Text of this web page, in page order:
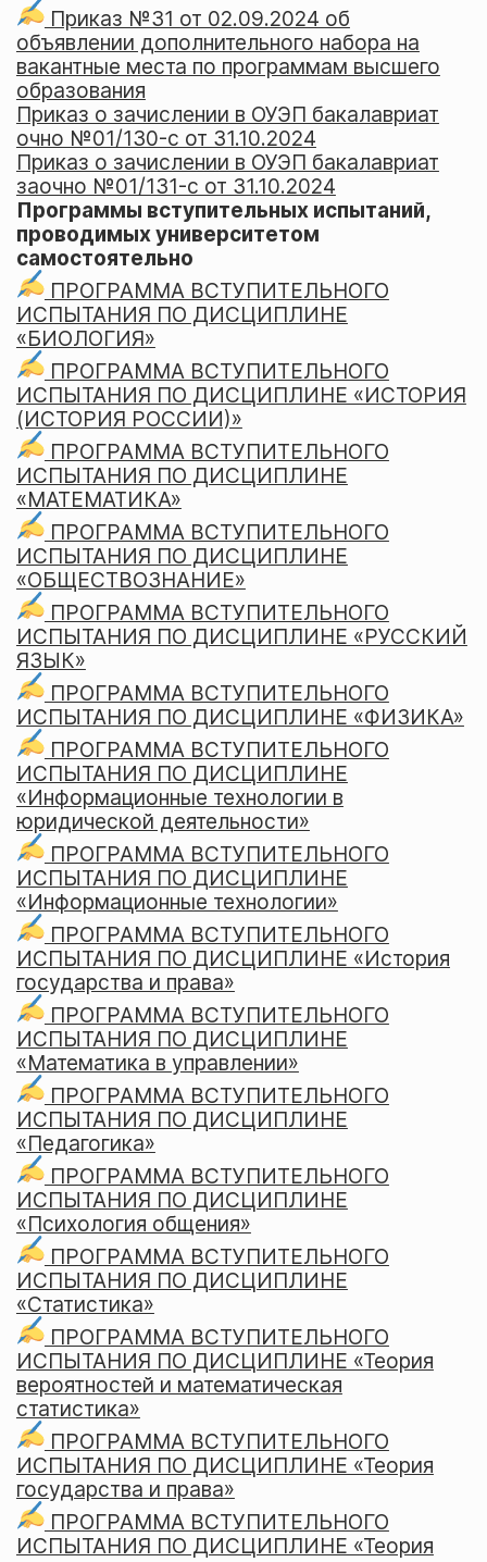
Приказ №31 от 02.09.2024 об
объявлении дополнительного набора на
вакантные места по программам высшего
образования
Приказ о зачислении в ОУЭП бакалавриат
очно №01/130-c от 31.10.2024
Приказ о зачислении в ОУЭП бакалавриат
заочно №01/131-c от 31.10.2024
Программы вступительных испытаний,
проводимых университетом
самостоятельно
ПРОГРАММА ВСТУПИТЕЛЬНОГО
ИСПЫТАНИЯ ПО ДИСЦИПЛИНЕ
«БИОЛОГИЯ»
ПРОГРАММА ВСТУПИТЕЛЬНОГО
ИСПЫТАНИЯ ПО ДИСЦИПЛИНЕ «ИСТОРИЯ
(ИСТОРИЯ РОССИИ)»
ПРОГРАММА ВСТУПИТЕЛЬНОГО
ИСПЫТАНИЯ ПО ДИСЦИПЛИНЕ
«МАТЕМАТИКА»
ПРОГРАММА ВСТУПИТЕЛЬНОГО
ИСПЫТАНИЯ ПО ДИСЦИПЛИНЕ
«ОБЩЕСТВОЗНАНИЕ»
ПРОГРАММА ВСТУПИТЕЛЬНОГО
ИСПЫТАНИЯ ПО ДИСЦИПЛИНЕ «РУССКИЙ
ЯЗЫК»
ПРОГРАММА ВСТУПИТЕЛЬНОГО
ИСПЫТАНИЯ ПО ДИСЦИПЛИНЕ «ФИЗИКА»
ПРОГРАММА ВСТУПИТЕЛЬНОГО
ИСПЫТАНИЯ ПО ДИСЦИПЛИНЕ
«Информационные технологии в
юридической деятельности»
ПРОГРАММА ВСТУПИТЕЛЬНОГО
ИСПЫТАНИЯ ПО ДИСЦИПЛИНЕ
«Информационные технологии»
ПРОГРАММА ВСТУПИТЕЛЬНОГО
ИСПЫТАНИЯ ПО ДИСЦИПЛИНЕ «История
государства и права»
ПРОГРАММА ВСТУПИТЕЛЬНОГО
ИСПЫТАНИЯ ПО ДИСЦИПЛИНЕ
«Математика в управлении»
ПРОГРАММА ВСТУПИТЕЛЬНОГО
ИСПЫТАНИЯ ПО ДИСЦИПЛИНЕ
«Педагогика»
ПРОГРАММА ВСТУПИТЕЛЬНОГО
ИСПЫТАНИЯ ПО ДИСЦИПЛИНЕ
«Психология общения»
ПРОГРАММА ВСТУПИТЕЛЬНОГО
ИСПЫТАНИЯ ПО ДИСЦИПЛИНЕ
«Статистика»
ПРОГРАММА ВСТУПИТЕЛЬНОГО
ИСПЫТАНИЯ ПО ДИСЦИПЛИНЕ «Теория
вероятностей и математическая
статистика»
ПРОГРАММА ВСТУПИТЕЛЬНОГО
ИСПЫТАНИЯ ПО ДИСЦИПЛИНЕ «Теория
государства и права»
ПРОГРАММА ВСТУПИТЕЛЬНОГО
ИСПЫТАНИЯ ПО ДИСЦИПЛИНЕ «Теория